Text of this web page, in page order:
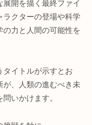
開を描く最終ファイ
ラクターの登場や科学
の力と人間の可能性を
タイトルが示すとお
が、人類の進むべき未
いかけます。